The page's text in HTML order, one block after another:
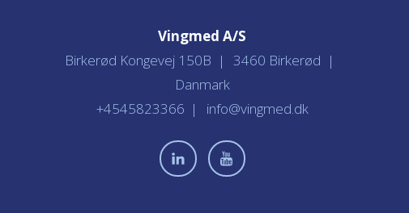
Vingmed A/S
Birkerød Kongevej 150B
3460 Birkerød
Danmark
+4545823366
info@vingmed.dk